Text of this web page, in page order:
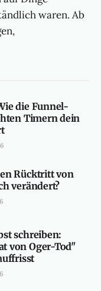
waren. Ab
die Funnel-
Timern dein
Rücktritt von
verändert?
schreiben:
von Oger-Tod"